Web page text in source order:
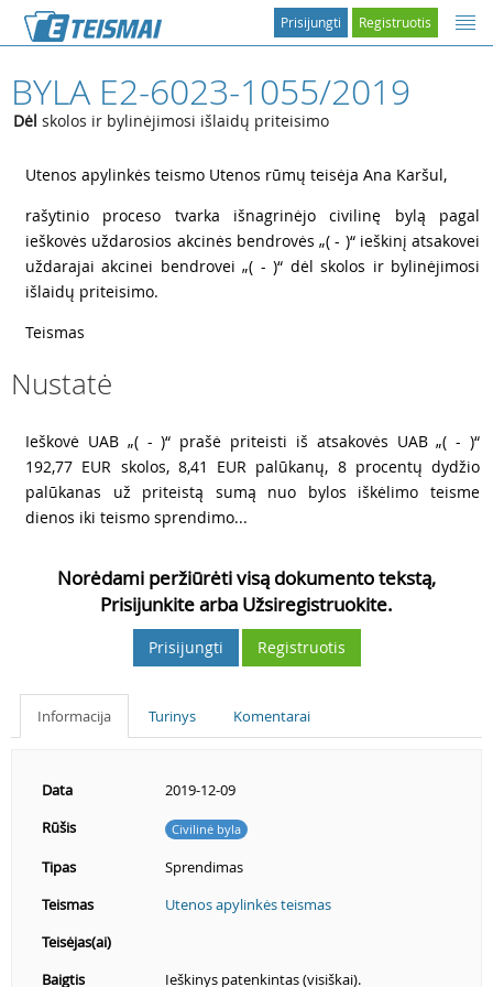
Registruotis
Prisijungti
BYLA E2-6023-1055/2019
Dėl skolos ir bylinėjimosi išlaidų priteisimo
Utenos apylinkės teismo Utenos rūmų teisėja Ana Karšul,
rašytinio proceso tvarka išnagrinėjo civilinę bylą pagal
ieškovės uždarosios akcinės bendrovės „( - )“ ieškinį atsakovei
uždarajai akcinei bendrovei „( - )“ dėl skolos ir bylinėjimosi
išlaidų priteisimo.
Teismas
Nustatė
Ieškovė UAB „( - )“ prašė priteisti iš atsakovės UAB „( - )“
192,77 EUR skolos, 8,41 EUR palūkanų, 8 procentų dydžio
palūkanas už priteistą sumą nuo bylos iškėlimo teisme
dienos iki teismo sprendimo...
Norėdami peržiūrėti visą dokumento tekstą,
Prisijunkite arba Užsiregistruokite.
Prisijungti Registruotis
Informacija Turinys Komentarai
Data
2019-12-09
Rūšis
Civilinė byla
Tipas
Sprendimas
Teismas
Utenos apylinkės teismas
Teisėjas(ai)
Baigtis
Ieškinys patenkintas (visiškai).